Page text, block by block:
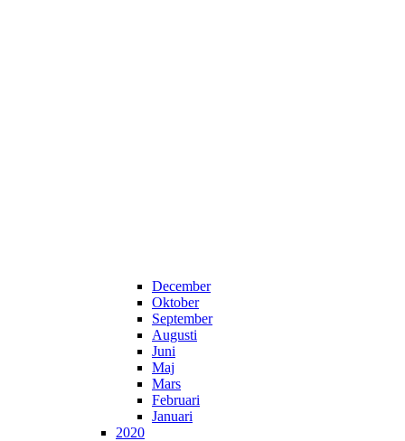
December
Oktober
September
Augusti
Juni
Maj
Mars
Februari
Januari
2020